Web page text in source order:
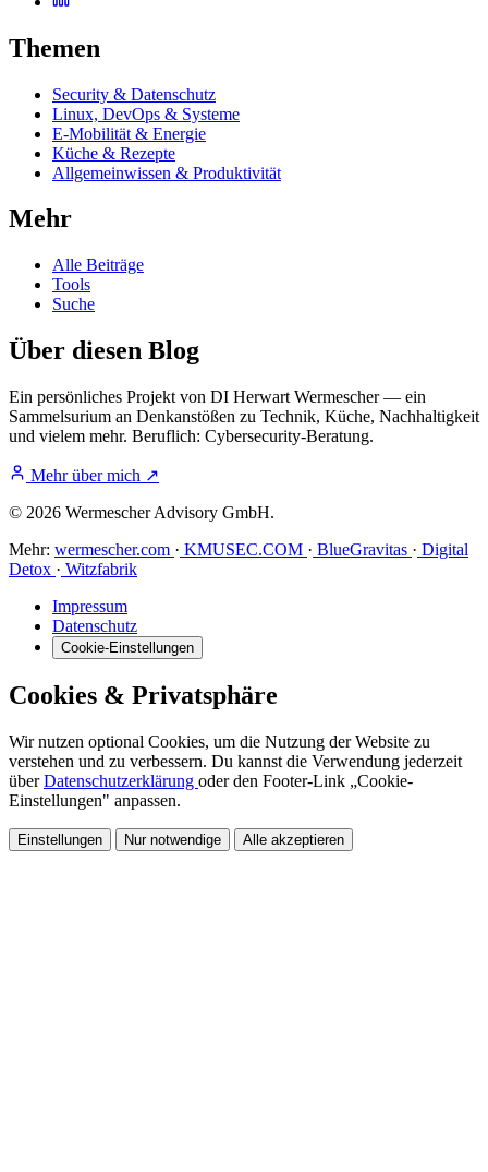
Themen
Security & Datenschutz
Linux, DevOps & Systeme
E-Mobilität & Energie
Küche & Rezepte
Allgemeinwissen & Produktivität
Mehr
Alle Beiträge
Tools
Suche
Über diesen Blog
Ein persönliches Projekt von DI Herwart Wermescher — ein
Sammelsurium an Denkanstößen zu Technik, Küche, Nachhaltigkeit
und vielem mehr. Beruflich: Cybersecurity-Beratung.
Mehr über mich ↗
© 2026 Wermescher Advisory GmbH.
Mehr: wermescher.com · KMUSEC.COM · BlueGravitas · Digital
Detox · Witzfabrik
Impressum
Datenschutz
Cookie-Einstellungen
Cookies & Privatsphäre
Wir nutzen optional Cookies, um die Nutzung der Website zu
verstehen und zu verbessern. Du kannst die Verwendung jederzeit
überDatenschutzerklärung oder den Footer-Link „Cookie-
Einstellungen" anpassen.
Einstellungen Nur notwendige Alle akzeptieren